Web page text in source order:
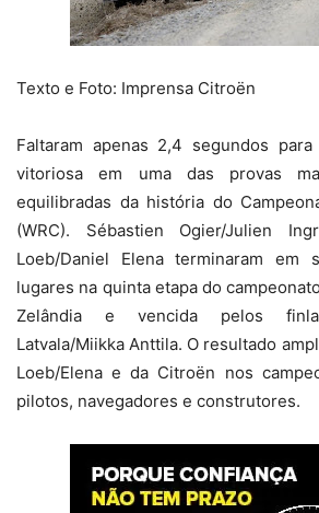
Texto e Foto: Imprensa Citroën
Faltaram apenas 2,4 segundos
vitoriosa em uma das provas
equilibradas da história do
(WRC). Sébastien Ogier/Julien
Loeb/Daniel Elena terminaram em
lugares na quinta etapa do
Zelândia e vencida pelos
Latvala/Miikka Anttila. O resultado
Loeb/Elena e da Citroën nos
pilotos, navegadores e construtores.